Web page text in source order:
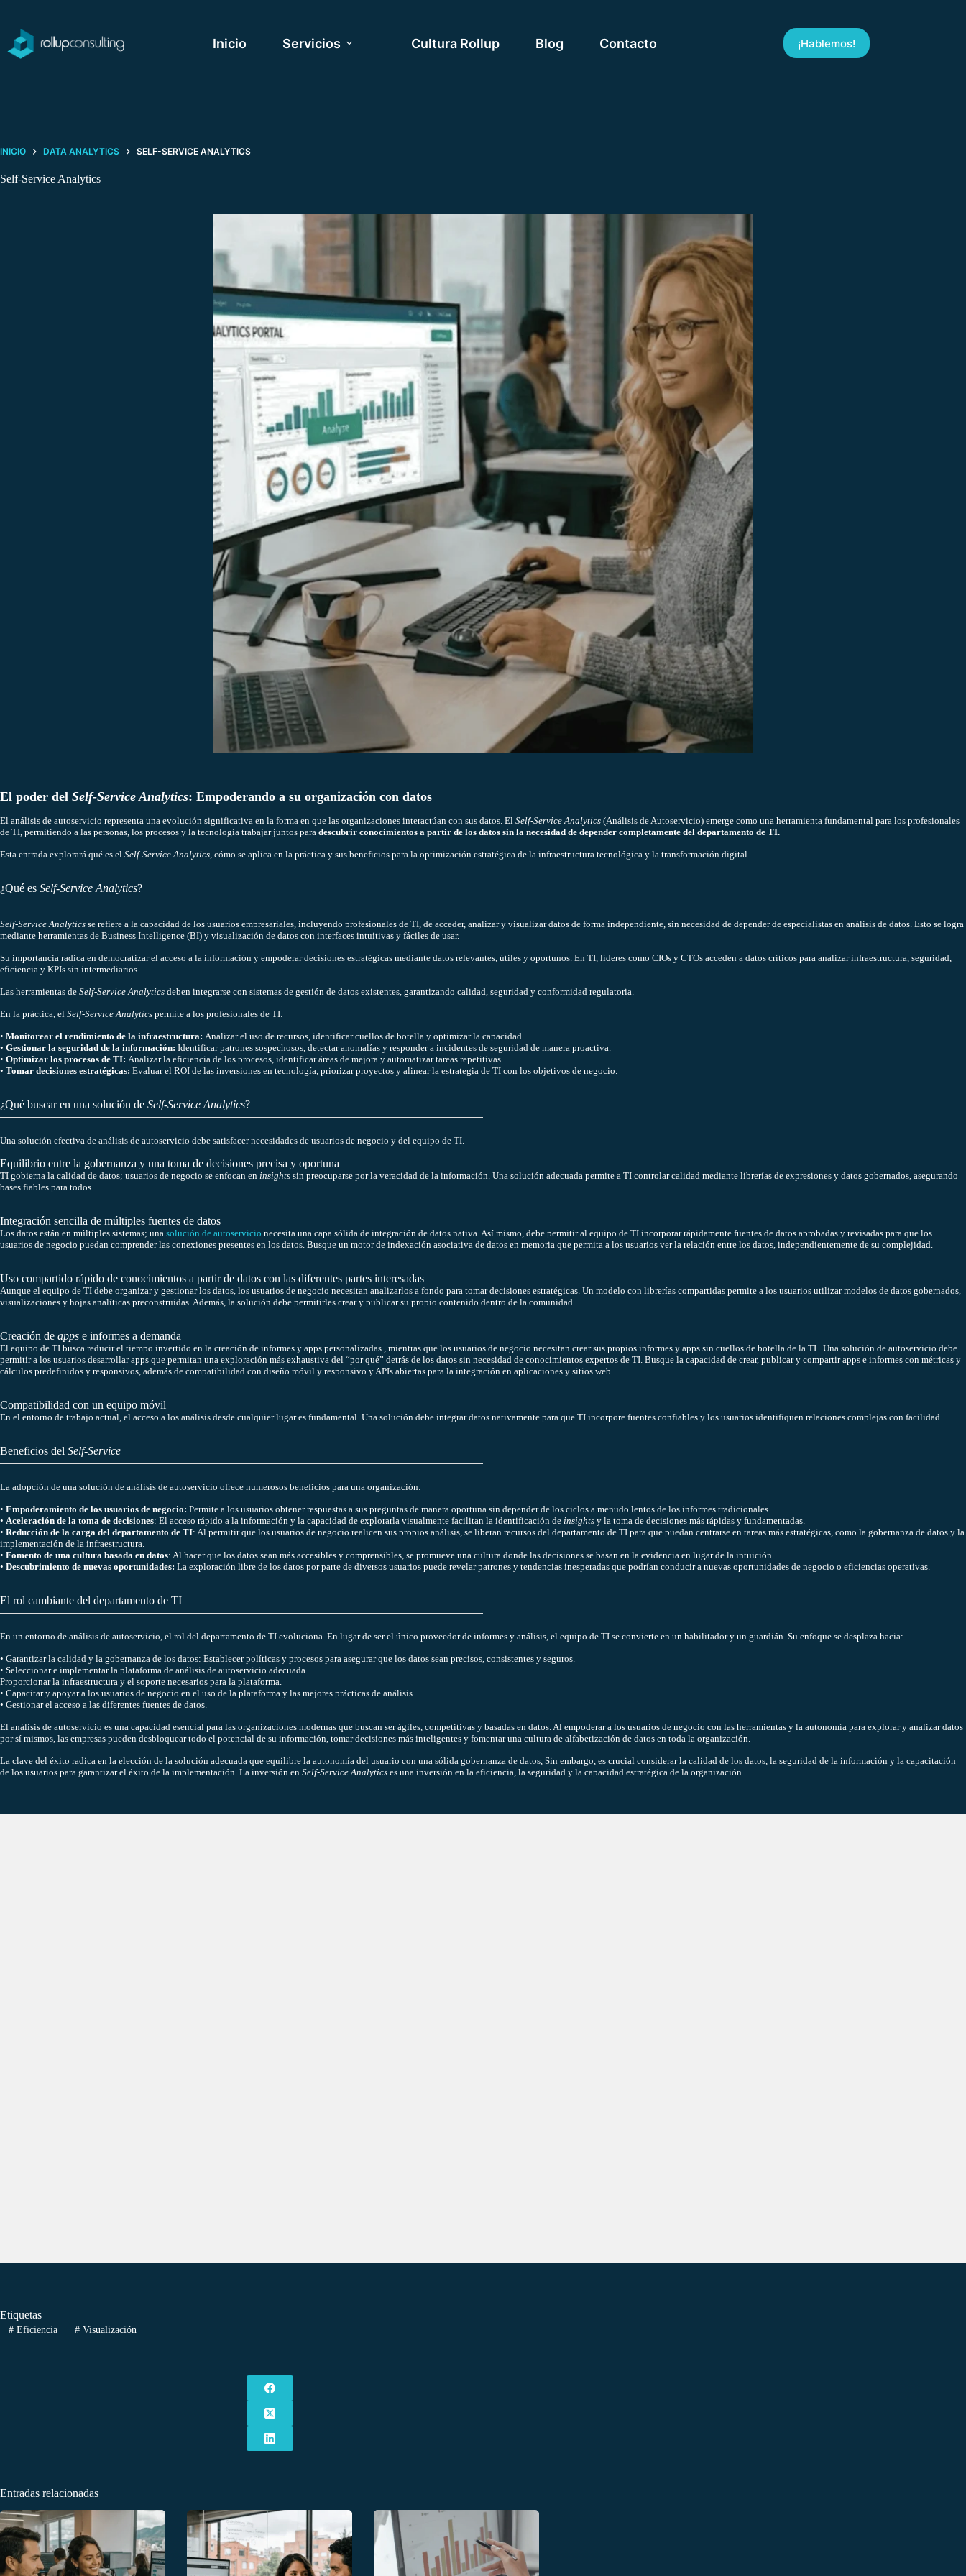
contenido
Inicio Servicios Cultura Rollup Blog Contacto ¡Hablemos!
INICIO DATA ANALYTICS SELF-SERVICE ANALYTICS
Self-Service Analytics
El poder del Self-Service Analytics: Empoderando a su organización con datos
El análisis de autoservicio representa una evolución significativa en la forma en que las organizaciones interactúan con sus datos. El Self-Service Analytics (Análisis de Autoservicio) emerge como una herramienta fundamental para los profesionales
de TI, permitiendo a las personas, los procesos y la tecnología trabajar juntos para descubrir conocimientos a partir de los datos sin la necesidad de depender completamente del departamento de TI.
Esta entrada explorará qué es el Self-Service Analytics, cómo se aplica en la práctica y sus beneficios para la optimización estratégica de la infraestructura tecnológica y la transformación digital.
¿Qué es Self-Service Analytics?
Self-Service Analytics se refiere a la capacidad de los usuarios empresariales, incluyendo profesionales de TI, de acceder, analizar y visualizar datos de forma independiente, sin necesidad de depender de especialistas en análisis de datos. Esto se logra
mediante herramientas de Business Intelligence (BI) y visualización de datos con interfaces intuitivas y fáciles de usar.
Su importancia radica en democratizar el acceso a la información y empoderar decisiones estratégicas mediante datos relevantes, útiles y oportunos. En TI, líderes como CIOs y CTOs acceden a datos críticos para analizar infraestructura, seguridad,
eficiencia y KPIs sin intermediarios.
Las herramientas de Self-Service Analytics deben integrarse con sistemas de gestión de datos existentes, garantizando calidad, seguridad y conformidad regulatoria.
En la práctica, el Self-Service Analytics permite a los profesionales de TI:
• Monitorear el rendimiento de la infraestructura: Analizar el uso de recursos, identificar cuellos de botella y optimizar la capacidad.
• Gestionar la seguridad de la información: Identificar patrones sospechosos, detectar anomalías y responder a incidentes de seguridad de manera proactiva.
• Optimizar los procesos de TI: Analizar la eficiencia de los procesos, identificar áreas de mejora y automatizar tareas repetitivas.
• Tomar decisiones estratégicas: Evaluar el ROI de las inversiones en tecnología, priorizar proyectos y alinear la estrategia de TI con los objetivos de negocio.
¿Qué buscar en una solución de Self-Service Analytics?
Una solución efectiva de análisis de autoservicio debe satisfacer necesidades de usuarios de negocio y del equipo de TI.
Equilibrio entre la gobernanza y una toma de decisiones precisa y oportuna
TI gobierna la calidad de datos; usuarios de negocio se enfocan en insights sin preocuparse por la veracidad de la información. Una solución adecuada permite a TI controlar calidad mediante librerías de expresiones y datos gobernados, asegurando
bases fiables para todos.
Integración sencilla de múltiples fuentes de datos
Los datos están en múltiples sistemas; una solución de autoservicio necesita una capa sólida de integración de datos nativa. Así mismo, debe permitir al equipo de TI incorporar rápidamente fuentes de datos aprobadas y revisadas para que los
usuarios de negocio puedan comprender las conexiones presentes en los datos. Busque un motor de indexación asociativa de datos en memoria que permita a los usuarios ver la relación entre los datos, independientemente de su complejidad.
Uso compartido rápido de conocimientos a partir de datos con las diferentes partes interesadas
Aunque el equipo de TI debe organizar y gestionar los datos, los usuarios de negocio necesitan analizarlos a fondo para tomar decisiones estratégicas. Un modelo con librerías compartidas permite a los usuarios utilizar modelos de datos gobernados,
visualizaciones y hojas analíticas preconstruidas. Además, la solución debe permitirles crear y publicar su propio contenido dentro de la comunidad.
Creación de apps e informes a demanda
El equipo de TI busca reducir el tiempo invertido en la creación de informes y apps personalizadas , mientras que los usuarios de negocio necesitan crear sus propios informes y apps sin cuellos de botella de la TI . Una solución de autoservicio debe
permitir a los usuarios desarrollar apps que permitan una exploración más exhaustiva del “por qué” detrás de los datos sin necesidad de conocimientos expertos de TI. Busque la capacidad de crear, publicar y compartir apps e informes con métricas y
cálculos predefinidos y responsivos, además de compatibilidad con diseño móvil y responsivo y APIs abiertas para la integración en aplicaciones y sitios web.
Compatibilidad con un equipo móvil
En el entorno de trabajo actual, el acceso a los análisis desde cualquier lugar es fundamental. Una solución debe integrar datos nativamente para que TI incorpore fuentes confiables y los usuarios identifiquen relaciones complejas con facilidad.
Beneficios del Self-Service
La adopción de una solución de análisis de autoservicio ofrece numerosos beneficios para una organización:
• Empoderamiento de los usuarios de negocio: Permite a los usuarios obtener respuestas a sus preguntas de manera oportuna sin depender de los ciclos a menudo lentos de los informes tradicionales.
• Aceleración de la toma de decisiones: El acceso rápido a la información y la capacidad de explorarla visualmente facilitan la identificación de insights y la toma de decisiones más rápidas y fundamentadas.
• Reducción de la carga del departamento de TI: Al permitir que los usuarios de negocio realicen sus propios análisis, se liberan recursos del departamento de TI para que puedan centrarse en tareas más estratégicas, como la gobernanza de datos y la
implementación de la infraestructura.
• Fomento de una cultura basada en datos: Al hacer que los datos sean más accesibles y comprensibles, se promueve una cultura donde las decisiones se basan en la evidencia en lugar de la intuición.
• Descubrimiento de nuevas oportunidades: La exploración libre de los datos por parte de diversos usuarios puede revelar patrones y tendencias inesperadas que podrían conducir a nuevas oportunidades de negocio o eficiencias operativas.
El rol cambiante del departamento de TI
En un entorno de análisis de autoservicio, el rol del departamento de TI evoluciona. En lugar de ser el único proveedor de informes y análisis, el equipo de TI se convierte en un habilitador y un guardián. Su enfoque se desplaza hacia:
• Garantizar la calidad y la gobernanza de los datos: Establecer políticas y procesos para asegurar que los datos sean precisos, consistentes y seguros.
• Seleccionar e implementar la plataforma de análisis de autoservicio adecuada.
Proporcionar la infraestructura y el soporte necesarios para la plataforma.
• Capacitar y apoyar a los usuarios de negocio en el uso de la plataforma y las mejores prácticas de análisis.
• Gestionar el acceso a las diferentes fuentes de datos.
El análisis de autoservicio es una capacidad esencial para las organizaciones modernas que buscan ser ágiles, competitivas y basadas en datos. Al empoderar a los usuarios de negocio con las herramientas y la autonomía para explorar y analizar datos
por sí mismos, las empresas pueden desbloquear todo el potencial de su información, tomar decisiones más inteligentes y fomentar una cultura de alfabetización de datos en toda la organización.
La clave del éxito radica en la elección de la solución adecuada que equilibre la autonomía del usuario con una sólida gobernanza de datos, Sin embargo, es crucial considerar la calidad de los datos, la seguridad de la información y la capacitación
de los usuarios para garantizar el éxito de la implementación. La inversión en Self-Service Analytics es una inversión en la eficiencia, la seguridad y la capacidad estratégica de la organización.
Etiquetas
#Eficiencia #Visualización
Entradas relacionadas